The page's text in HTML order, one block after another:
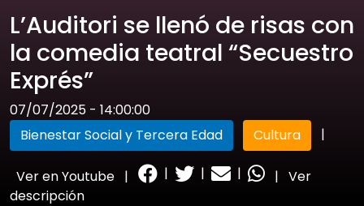
L’Auditori se llenó de risas con
la comedia teatral “Secuestro
Exprés”
07/07/2025 - 14:00:00
Bienestar Social y Tercera Edad
Cultura |
Ver en Youtube | | | | | Ver
descripción